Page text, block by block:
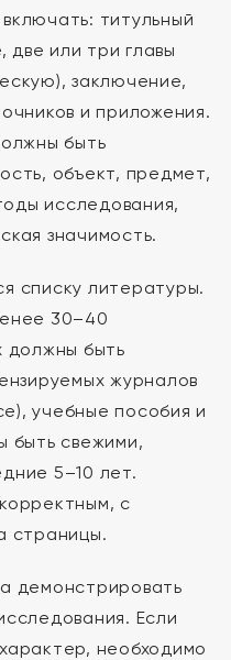
титульный
две или три главы
заключение,
и приложения.
быть
объект, предмет,
исследования,
значимость.
списку литературы.
30–40
должны быть
журналов
учебные пособия и
быть свежими,
5–10 лет.
с
страницы.
демонстрировать
Если
необходимо